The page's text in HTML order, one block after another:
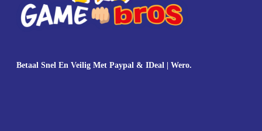
Betaal Snel En Veilig Met Paypal & IDeal | Wero.